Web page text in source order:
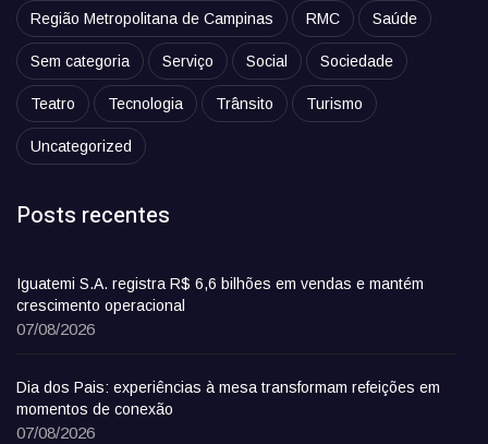
Região Metropolitana de Campinas RMC Saúde
Sem categoria Serviço Social Sociedade
Teatro Tecnologia Trânsito Turismo
Uncategorized
Posts recentes
Iguatemi S.A. registra R$ 6,6 bilhões em vendas e mantém
crescimento operacional
07/08/2026
Dia dos Pais: experiências à mesa transformam refeições em
momentos de conexão
07/08/2026